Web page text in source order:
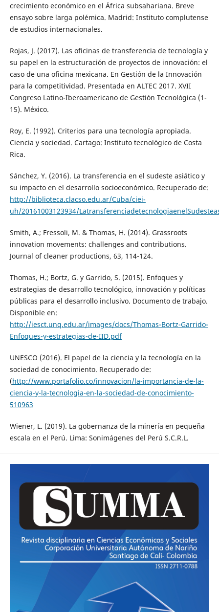
crecimiento económico en el África subsahariana. Breve
ensayo sobre larga polémica. Madrid: Instituto complutense
de estudios internacionales.
Rojas, J. (2017). Las oficinas de transferencia de tecnología y
su papel en la estructuración de proyectos de innovación: el
caso de una oficina mexicana. En Gestión de la Innovación
para la competitividad. Presentada en ALTEC 2017. XVII
Congreso Latino-Iberoamericano de Gestión Tecnológica (1-
15). México.
Roy, E. (1992). Criterios para una tecnología apropiada.
Ciencia y sociedad. Cartago: Instituto tecnológico de Costa
Rica.
Sánchez, Y. (2016). La transferencia en el sudeste asiático y
su impacto en el desarrollo socioeconómico. Recuperado de:
http://biblioteca.clacso.edu.ar/Cuba/ciei-
uh/20161003123934/
Smith, A.; Fressoli, M. & Thomas, H. (2014). Grassroots
innovation movements: challenges and contributions.
Journal of cleaner productions, 63, 114-124.
Thomas, H.; Bortz, G. y Garrido, S. (2015). Enfoques y
estrategias de desarrollo tecnológico, innovación y políticas
públicas para el desarrollo inclusivo. Documento de trabajo.
Disponible en:
http://iesct.unq.edu.ar/images/docs/Thomas-Bortz-Garrido-
Enfoques-y-estrategias-de-IID.pdf
UNESCO (2016). El papel de la ciencia y la tecnología en la
sociedad de conocimiento. Recuperado de:
(http://www.portafolio.co/innovacion/la-importancia-de-la-
ciencia-y-la-tecnologia-en-la-sociedad-de-conocimiento-
510963
Wiener, L. (2019). La gobernanza de la minería en pequeña
escala en el Perú. Lima: Sonimágenes del Perú S.C.R.L.